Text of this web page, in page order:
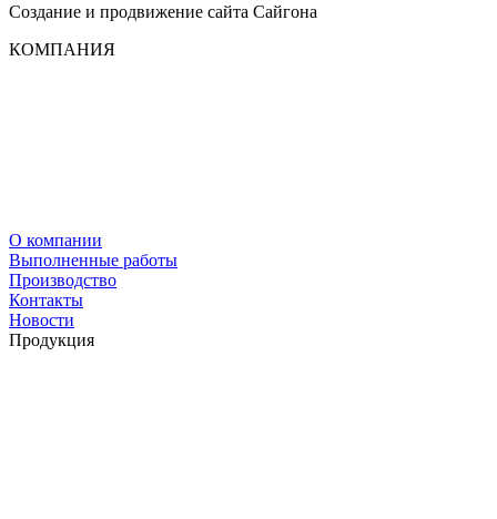
Создание и продвижение сайта Сайгона
КОМПАНИЯ
О компании
Выполненные работы
Производство
Контакты
Новости
Продукция